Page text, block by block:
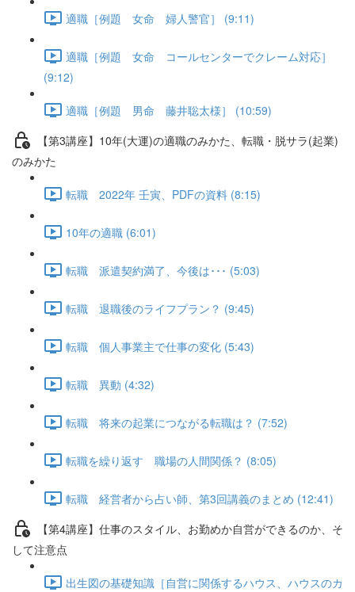
適職［例題 女命 婦人警官］ (9:11)
適職［例題 女命 コールセンターでクレーム対応］
(9:12)
適職［例題 男命 藤井聡太様］ (10:59)
【第3講座】10年(大運)の適職のみかた、転職・脱サラ(起業)
のみかた
転職 2022年 壬寅、PDFの資料 (8:15)
10年の適職 (6:01)
転職 派遣契約満了、今後は･･･ (5:03)
転職 退職後のライフプラン？ (9:45)
転職 個人事業主で仕事の変化 (5:43)
転職 異動 (4:32)
転職 将来の起業につながる転職は？ (7:52)
転職を繰り返す 職場の人間関係？ (8:05)
転職 経営者から占い師、第3回講義のまとめ (12:41)
【第4講座】仕事のスタイル、お勤めか自営ができるのか、そ
して注意点
出生図の基礎知識［自営に関係するハウス、ハウスのカ